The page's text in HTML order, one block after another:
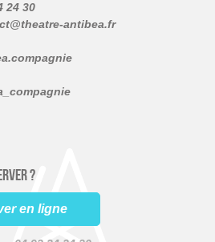
24 30
antibea.fr
?
en ligne